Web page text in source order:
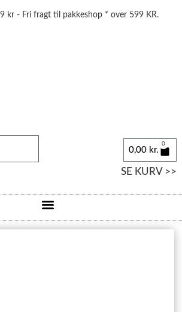
kr - Fri fragt til pakkeshop * over 599 KR.
0,00 kr.
0
SE KURV >>